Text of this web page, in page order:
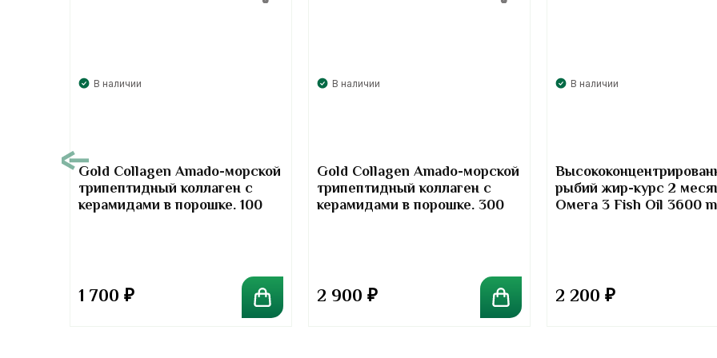
В наличии
Gold Collagen Amado-морской
трипептидный коллаген с
керамидами в порошке. 100
1 700 ₽
В наличии
Gold Collagen Amado-морской
трипептидный коллаген с
керамидами в порошке. 300
2 900 ₽
В наличии
рыбий жир-курс 2
Омега 3 Fish Oil 3600
2 200 ₽